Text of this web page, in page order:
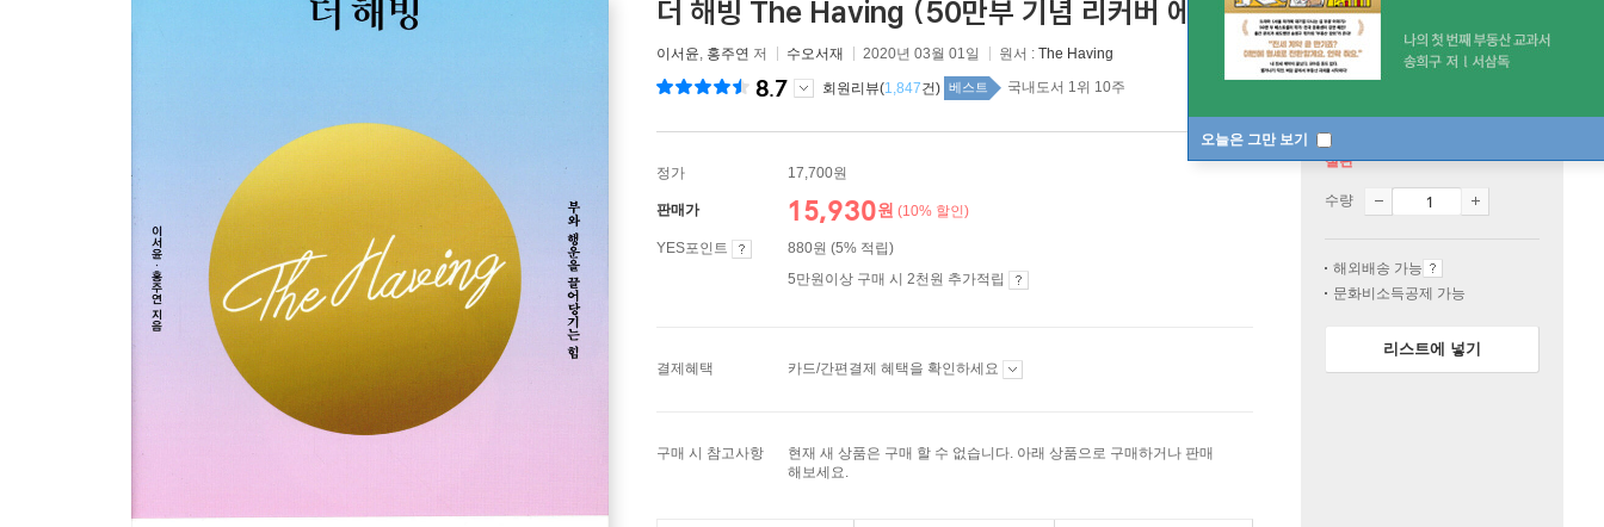
오늘은 그만 보기
더 해빙 The Having (50만부 기념 리커버 에디션) 부와 행운을 끌어당기는 힘
이서윤, 홍주연 저 수오서재 2020년 03월 01일 원서 : The Having
8.7 회원리뷰(1,847건) 베스트 국내도서 1위 10주
정가 17,700원
판매가 15,930원 (10% 할인)
YES포인트
880원 (5% 적립)
5만원이상 구매 시 2천원 추가적립
결제혜택 카드/간편결제 혜택을 확인하세요
구매 시 참고사항
현재 새 상품은 구매 할 수 없습니다. 아래 상품으로 구매하거나 판매
해보세요.
절판
수량
해외배송 가능
문화비소득공제 가능
리스트에 넣기